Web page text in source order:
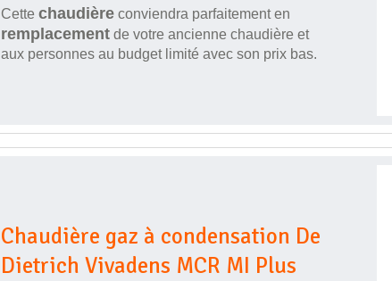
Cette chaudière conviendra parfaitement en
remplacement de votre ancienne chaudière et
aux personnes au budget limité avec son prix bas.
Chaudière gaz à condensation De
Dietrich Vivadens MCR MI Plus